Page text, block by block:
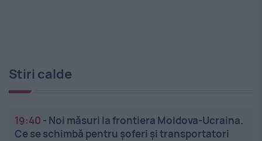
Stiri calde
19:40 - Noi măsuri la frontiera Moldova-Ucraina.
Ce se schimbă pentru șoferi și transportatori